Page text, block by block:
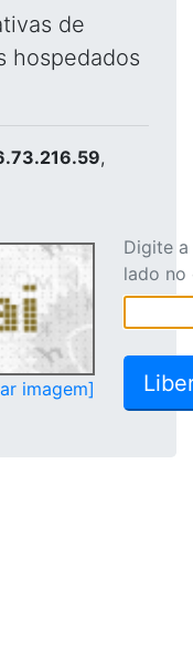
de
hospedados
,
imagem]
Digite
lado no